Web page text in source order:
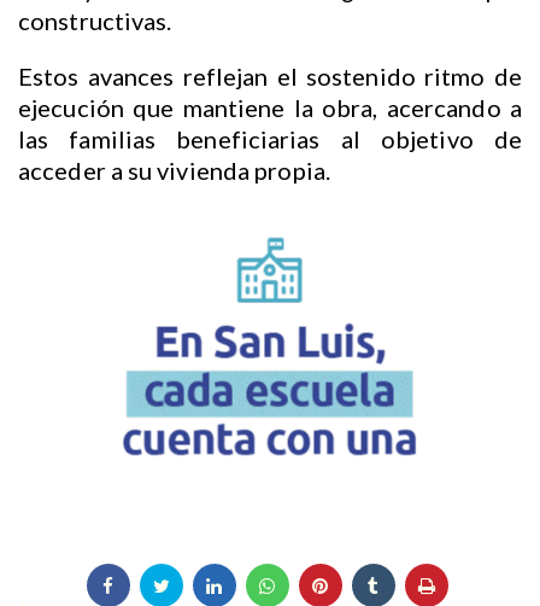
constructivas.
Estos avances reflejan el sostenido ritmo de
ejecución que mantiene la obra, acercando a
las familias beneficiarias al objetivo de
acceder a su vivienda propia.